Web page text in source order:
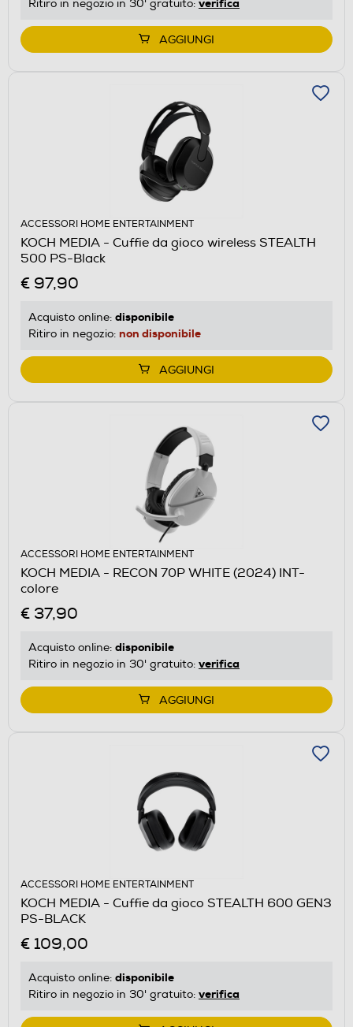
Ritiro in negozio in 30' gratuito: verifica
AGGIUNGI
ACCESSORI HOME ENTERTAINMENT
KOCH MEDIA - Cuffie da gioco wireless STEALTH
500 PS-Black
€ 97,90
Acquisto online: disponibile
Ritiro in negozio: non disponibile
AGGIUNGI
ACCESSORI HOME ENTERTAINMENT
KOCH MEDIA - RECON 70P WHITE (2024) INT-
colore
€ 37,90
Acquisto online: disponibile
Ritiro in negozio in 30' gratuito: verifica
AGGIUNGI
ACCESSORI HOME ENTERTAINMENT
KOCH MEDIA - Cuffie da gioco STEALTH 600 GEN3
PS-BLACK
€ 109,00
Acquisto online: disponibile
Ritiro in negozio in 30' gratuito: verifica